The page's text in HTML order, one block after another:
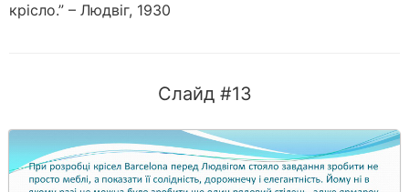
крісло.” – Людвіг, 1930
Слайд #13